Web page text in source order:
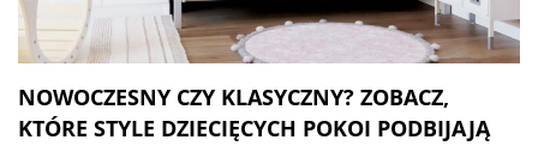
NOWOCZESNY CZY KLASYCZNY? ZOBACZ,
KTÓRE STYLE DZIECIĘCYCH POKOI PODBIJAJĄ